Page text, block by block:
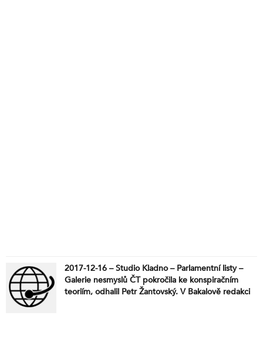
2017-12-16 – Studio Kladno – Parlamentní listy –
Galerie nesmyslů ČT pokročila ke konspiračním
teoriím, odhalil Petr Žantovský. V Bakalově redakci